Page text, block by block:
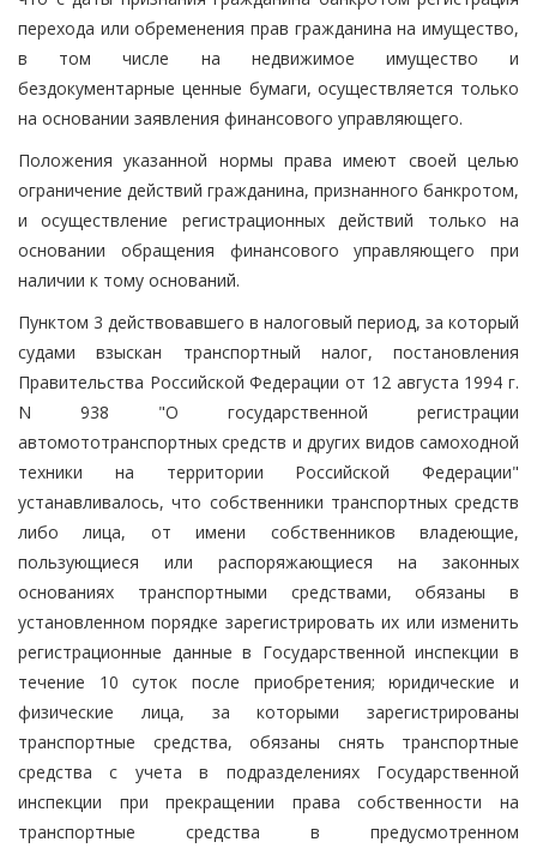
перехода или обременения прав гражданина на имущество,
в том числе на недвижимое имущество и
бездокументарные ценные бумаги, осуществляется только
на основании заявления финансового управляющего.
Положения указанной нормы права имеют своей целью
ограничение действий гражданина, признанного банкротом,
и осуществление регистрационных действий только на
основании обращения финансового управляющего при
наличии к тому оснований.
Пунктом 3 действовавшего в налоговый период, за который
судами взыскан транспортный налог, постановления
Правительства Российской Федерации от 12 августа 1994 г.
N 938 "О государственной регистрации
автомототранспортных средств и других видов самоходной
техники на территории Российской Федерации"
устанавливалось, что собственники транспортных средств
либо лица, от имени собственников владеющие,
пользующиеся или распоряжающиеся на законных
основаниях транспортными средствами, обязаны в
установленном порядке зарегистрировать их или изменить
регистрационные данные в Государственной инспекции в
течение 10 суток после приобретения; юридические и
физические лица, за которыми зарегистрированы
транспортные средства, обязаны снять транспортные
средства с учета в подразделениях Государственной
инспекции при прекращении права собственности на
транспортные средства в предусмотренном